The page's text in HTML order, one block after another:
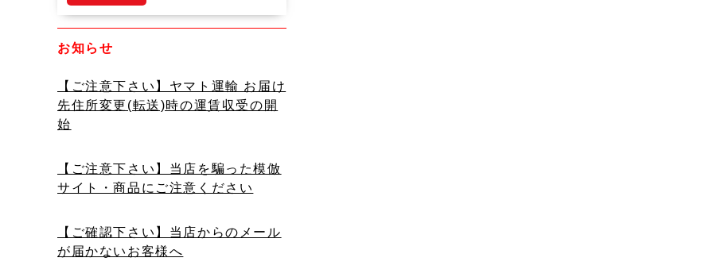
お知らせ
【ご注意下さい】ヤマト運輸 お届け
先住所変更(転送)時の運賃収受の開
始
【ご注意下さい】当店を騙った模倣
サイト・商品にご注意ください
【ご確認下さい】当店からのメール
が届かないお客様へ